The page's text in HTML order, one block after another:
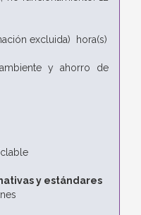
excluida) hora(s)
y ahorro de
y estándares